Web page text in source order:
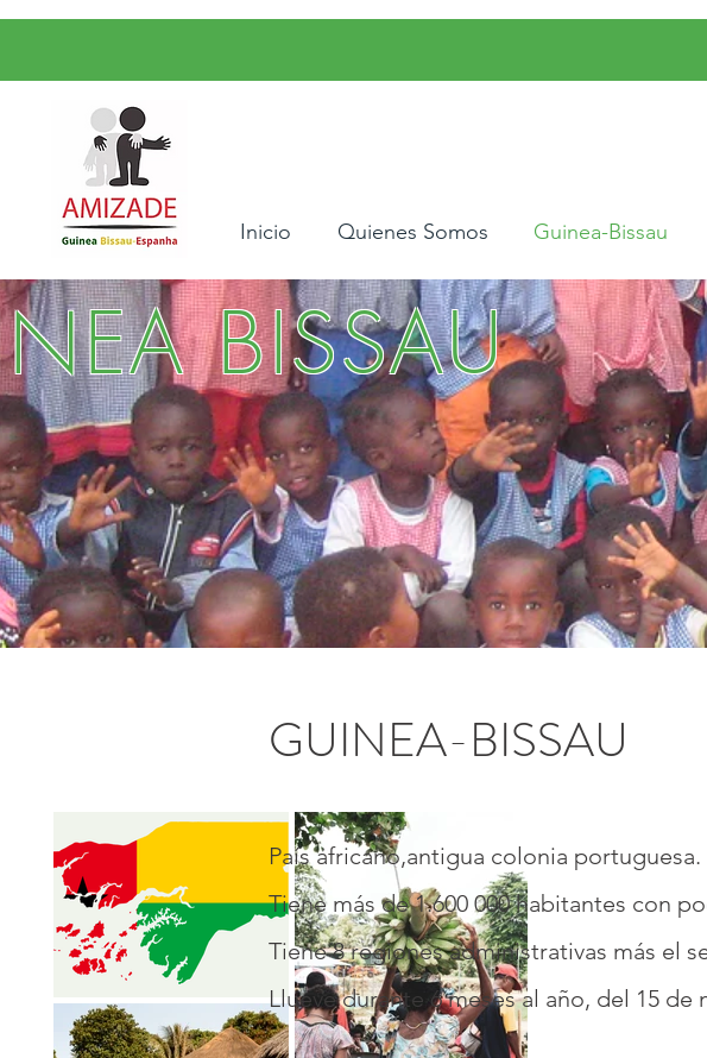
Inicio Quienes Somos Guinea-Bissau
BISSAU
GUINEA-BISSAU
País africano,antigua colonia
Tiene más de 1.600 000 habitantes con
Tiene 8 regiones administrativas más el
Llueve durante 6 meses al año, del 15